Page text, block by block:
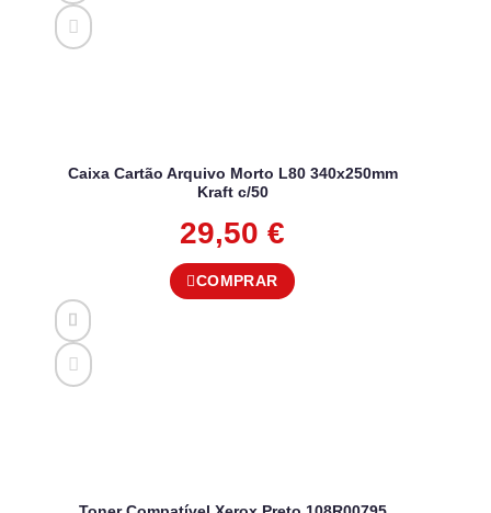
Caixa Cartão Arquivo Morto L80 340x250mm
Kraft c/50
29,50 €
COMPRAR